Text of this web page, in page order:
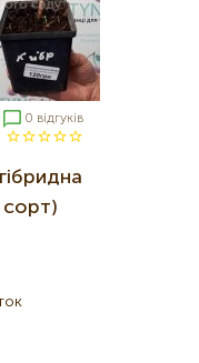
0 відгуків
сорт)